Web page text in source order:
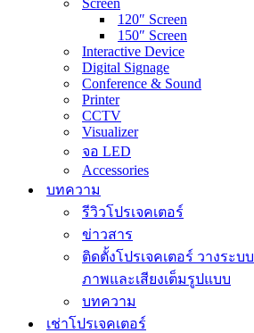
120″ Screen
150″ Screen
Interactive Device
Digital Signage
Conference & Sound
Printer
CCTV
Visualizer
จอ LED
Accessories
บทความ
รีวิวโปรเจคเตอร์
ข่าวสาร
ติดตั้งโปรเจคเตอร์ วางระบบ
ภาพและเสียงเต็มรูปแบบ
บทความ
เช่าโปรเจคเตอร์